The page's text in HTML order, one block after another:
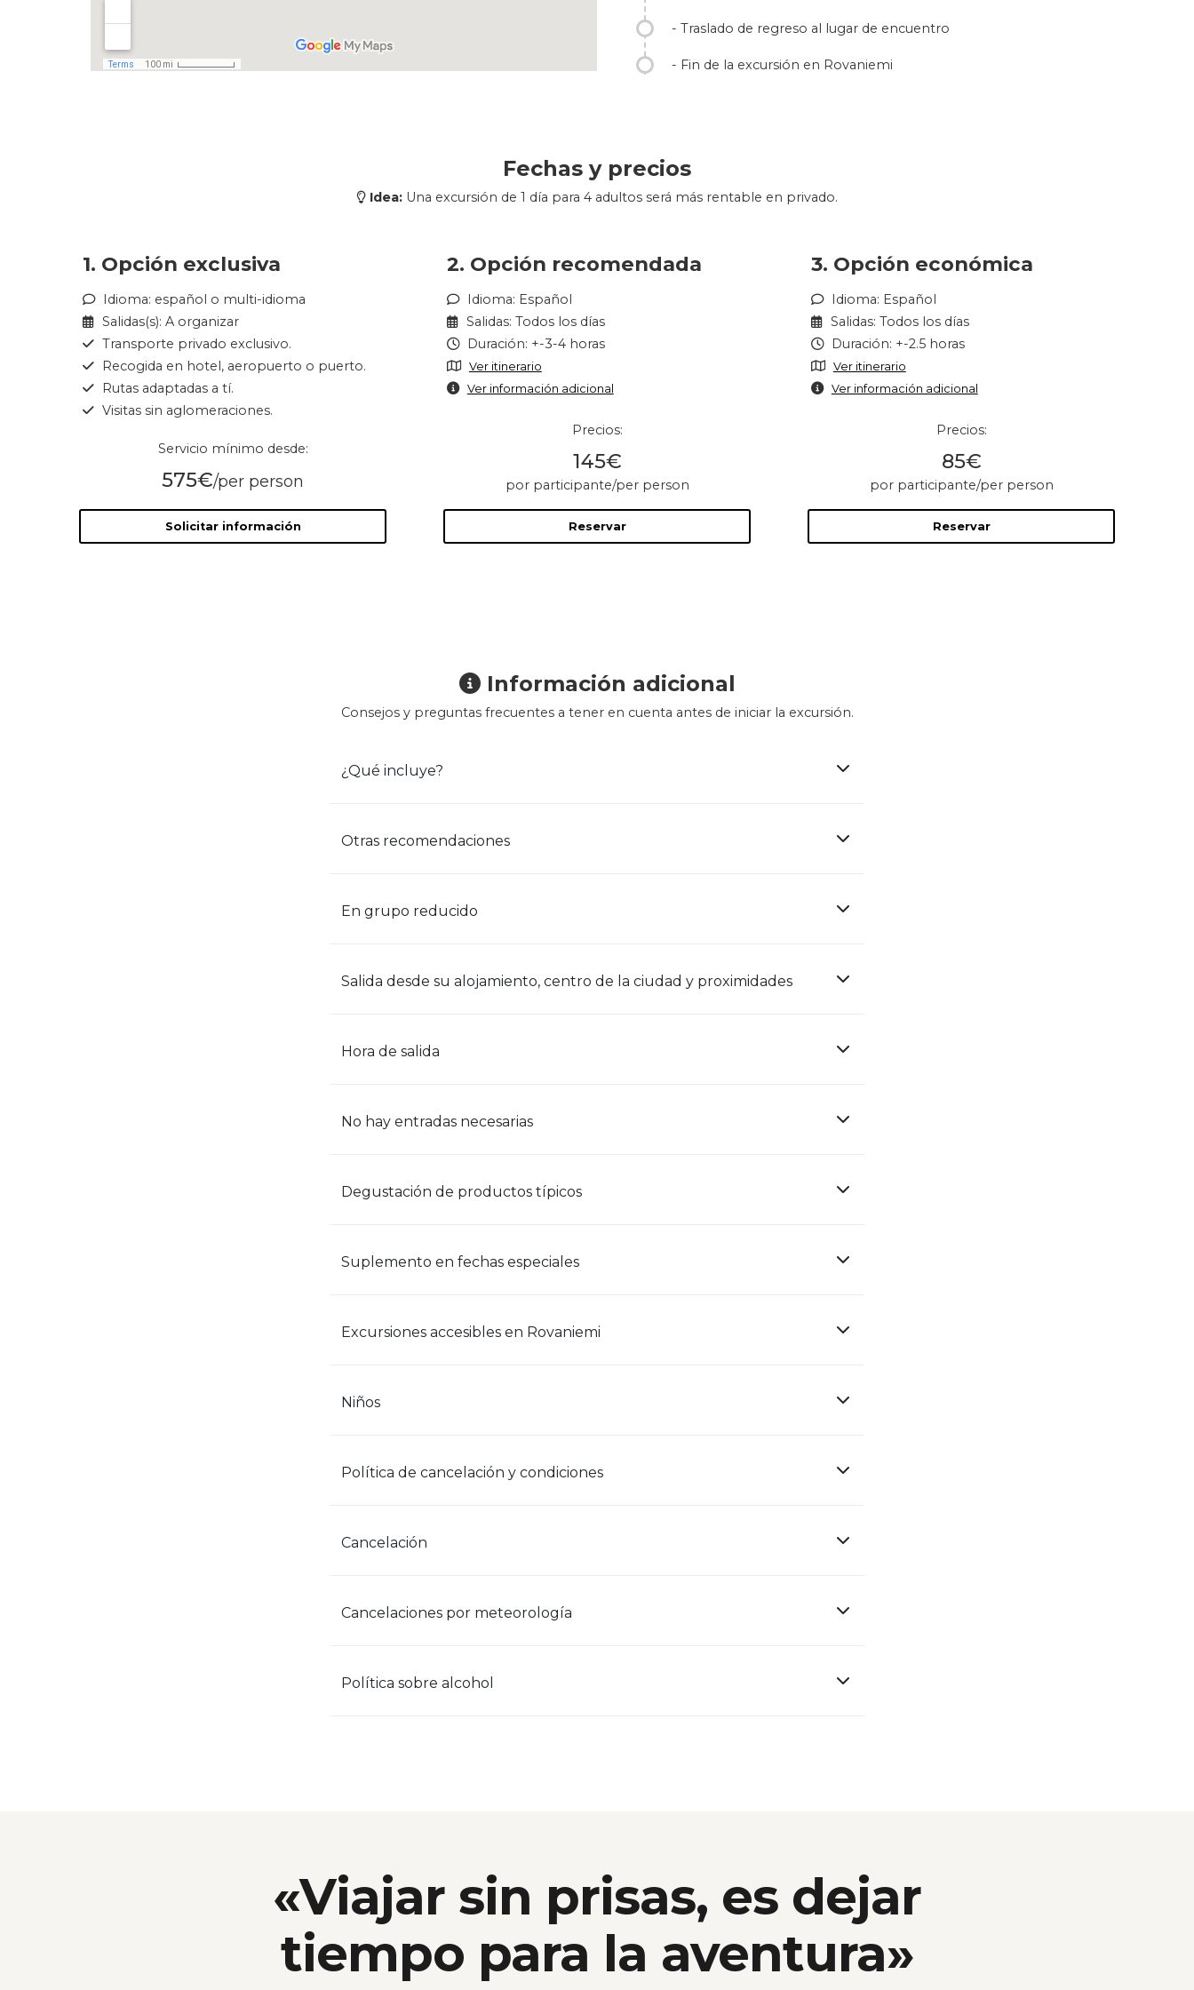
- Traslado de regreso al lugar de encuentro
- Fin de la excursión en Rovaniemi
Fechas y precios
Idea: Una excursión de 1 día para 4 adultos será más rentable en privado.
1. Opción exclusiva
Idioma: español o multi-idioma
Salidas(s): A organizar
Transporte privado exclusivo.
Recogida en hotel, aeropuerto o puerto.
Rutas adaptadas a tí.
Visitas sin aglomeraciones.
Servicio mínimo desde:
575€/per person
Solicitar información
2. Opción recomendada
Idioma: Español
Salidas: Todos los días
Duración: +-3-4 horas
Ver itinerario
Ver información adicional
Precios:
145€
por participante/per person
Reservar
3. Opción económica
Idioma: Español
Salidas: Todos los días
Duración: +-2.5 horas
Ver itinerario
Ver información adicional
Precios:
85€
por participante/per person
Reservar
Información adicional
Consejos y preguntas frecuentes a tener en cuenta antes de iniciar la excursión.
¿Qué incluye?
Otras recomendaciones
En grupo reducido
Salida desde su alojamiento, centro de la ciudad y proximidades
Hora de salida
No hay entradas necesarias
Degustación de productos típicos
Suplemento en fechas especiales
Excursiones accesibles en Rovaniemi
Niños
Política de cancelación y condiciones
Cancelación
Cancelaciones por meteorología
Política sobre alcohol
«Viajar sin prisas, es dejar
tiempo para la aventura»